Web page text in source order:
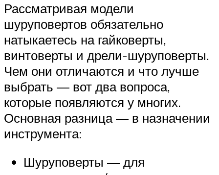
Рассматривая модели
шуруповертов обязательно
натыкаетесь на гайковерты,
винтоверты и дрели-шуруповерты.
Чем они отличаются и что лучше
выбрать — вот два вопроса,
которые появляются у многих.
Основная разница — в назначении
инструмента:
Шуруповерты — для